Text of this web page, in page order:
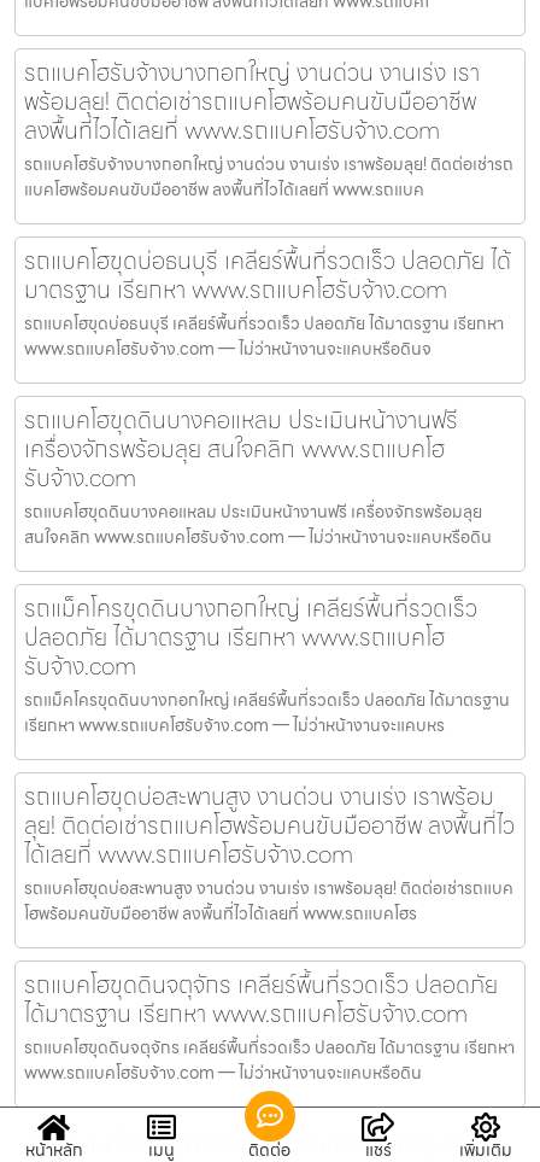
รถแบคโฮรับจ้างบางกอกใหญ่ งานด่วน งานเร่ง เรา
พร้อมลุย! ติดต่อเช่ารถแบคโฮพร้อมคนขับมืออาชีพ
ลงพื้นที่ไวได้เลยที่ www.รถแบคโฮรับจ้าง.com
รถแบคโฮรับจ้างบางกอกใหญ่ งานด่วน งานเร่ง เราพร้อมลุย! ติดต่อเช่ารถ
แบคโฮพร้อมคนขับมืออาชีพ ลงพื้นที่ไวได้เลยที่ www.รถแบค
รถแบคโฮขุดบ่อธนบุรี เคลียร์พื้นที่รวดเร็ว ปลอดภัย ได้
มาตรฐาน เรียกหา www.รถแบคโฮรับจ้าง.com
รถแบคโฮขุดบ่อธนบุรี เคลียร์พื้นที่รวดเร็ว ปลอดภัย ได้มาตรฐาน เรียกหา
www.รถแบคโฮรับจ้าง.com — ไม่ว่าหน้างานจะแคบหรือดินจ
รถแบคโฮขุดดินบางคอแหลม ประเมินหน้างานฟรี
เครื่องจักรพร้อมลุย สนใจคลิก www.รถแบคโฮ
รับจ้าง.com
รถแบคโฮขุดดินบางคอแหลม ประเมินหน้างานฟรี เครื่องจักรพร้อมลุย
สนใจคลิก www.รถแบคโฮรับจ้าง.com — ไม่ว่าหน้างานจะแคบหรือดิน
รถแม็คโครขุดดินบางกอกใหญ่ เคลียร์พื้นที่รวดเร็ว
ปลอดภัย ได้มาตรฐาน เรียกหา www.รถแบคโฮ
รับจ้าง.com
รถแม็คโครขุดดินบางกอกใหญ่ เคลียร์พื้นที่รวดเร็ว ปลอดภัย ได้มาตรฐาน
เรียกหา www.รถแบคโฮรับจ้าง.com — ไม่ว่าหน้างานจะแคบหร
รถแบคโฮขุดบ่อสะพานสูง งานด่วน งานเร่ง เราพร้อม
ลุย! ติดต่อเช่ารถแบคโฮพร้อมคนขับมืออาชีพ ลงพื้นที่ไว
ได้เลยที่ www.รถแบคโฮรับจ้าง.com
รถแบคโฮขุดบ่อสะพานสูง งานด่วน งานเร่ง เราพร้อมลุย! ติดต่อเช่ารถแบค
โฮพร้อมคนขับมืออาชีพ ลงพื้นที่ไวได้เลยที่ www.รถแบคโฮร
รถแบคโฮขุดดินจตุจักร เคลียร์พื้นที่รวดเร็ว ปลอดภัย
ได้มาตรฐาน เรียกหา www.รถแบคโฮรับจ้าง.com
รถแบคโฮขุดดินจตุจักร เคลียร์พื้นที่รวดเร็ว ปลอดภัย ได้มาตรฐาน เรียกหา
www.รถแบคโฮรับจ้าง.com — ไม่ว่าหน้างานจะแคบหรือดิน
เช่ารถแบคโฮบางแค งานด่วน งานเร่ง เราพร้อมลุย!
หน้าหลัก เมนู ติดต่อ แชร์ เพิ่มเติม